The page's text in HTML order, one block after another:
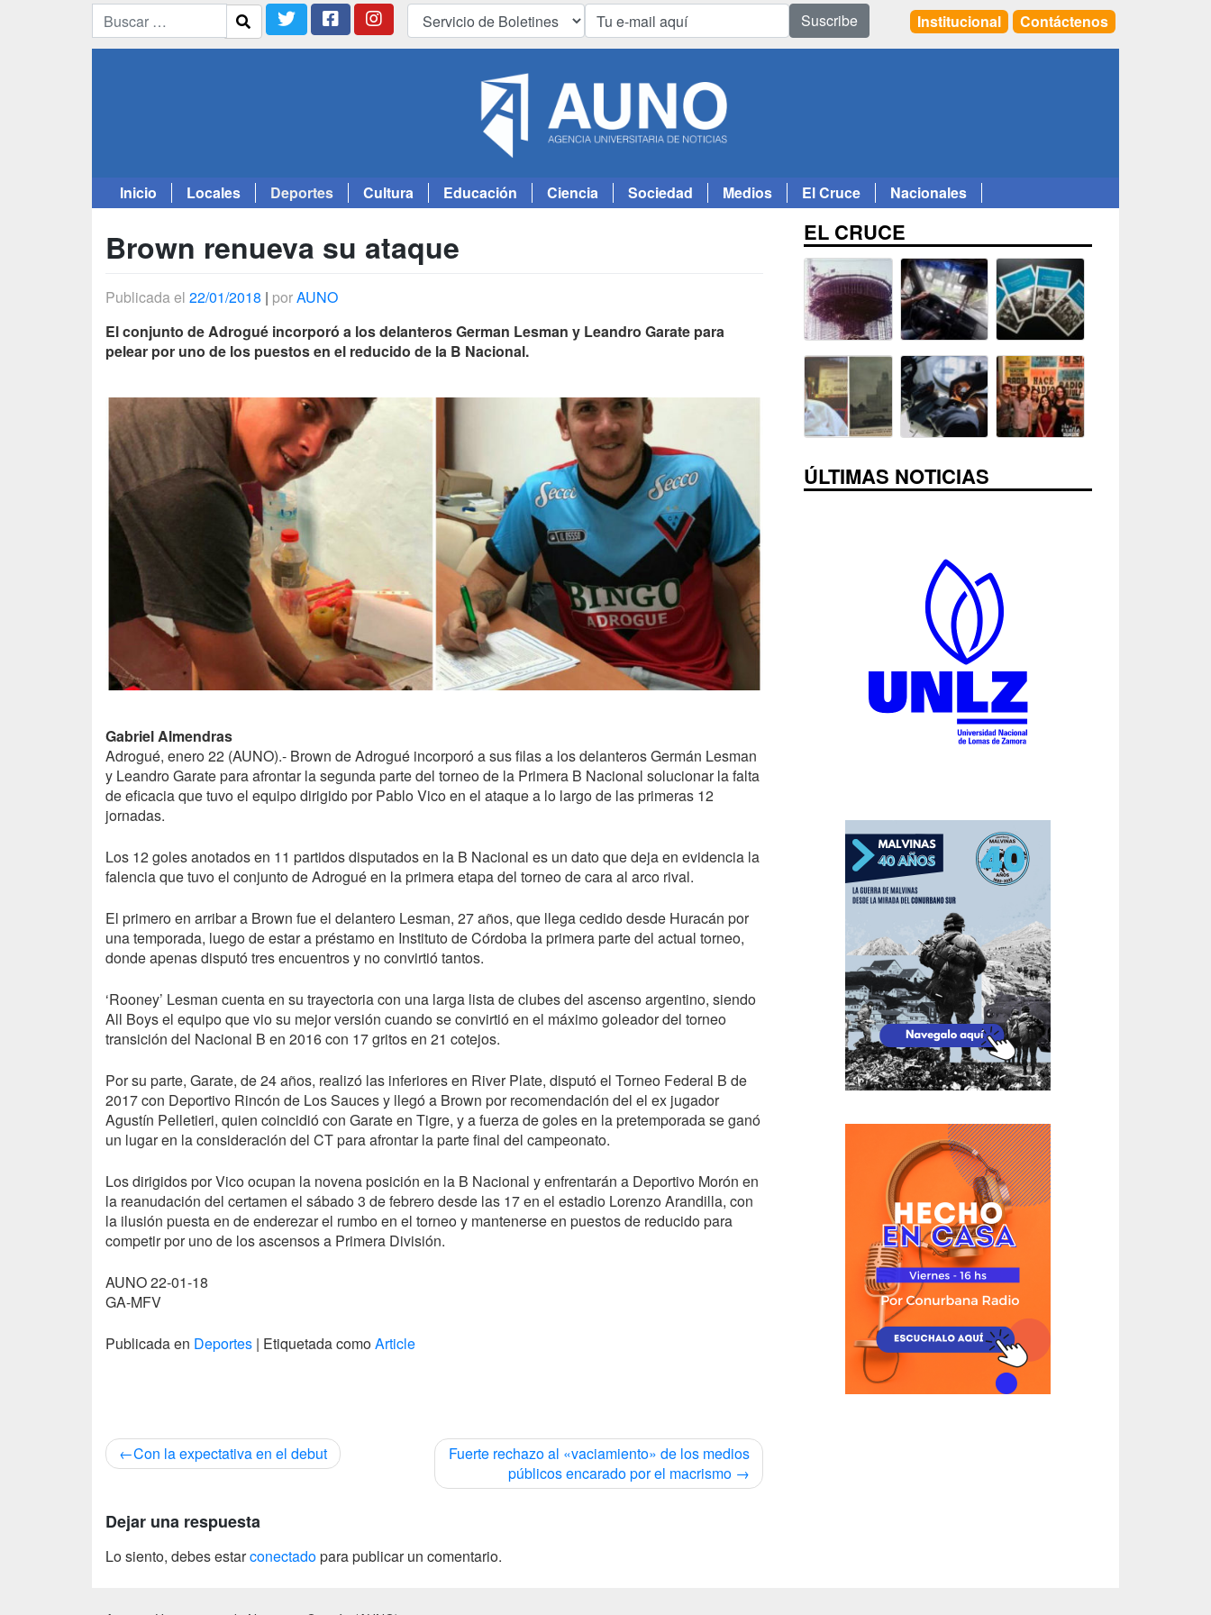
Suscribe Institucional Contáctenos
Inicio Locales Deportes Cultura Educación Ciencia Sociedad Medios El Cruce
Nacionales
Brown renueva su ataque
Publicada el 22/01/2018 | porAUNO
El conjunto de Adrogué incorporó a los delanteros German Lesman y Leandro Garate para
pelear por uno de los puestos en el reducido de la B Nacional.
Gabriel Almendras
Adrogué, enero 22 (AUNO).- Brown de Adrogué incorporó a sus filas a los delanteros Germán Lesman
y Leandro Garate para afrontar la segunda parte del torneo de la Primera B Nacional solucionar la falta
de eficacia que tuvo el equipo dirigido por Pablo Vico en el ataque a lo largo de las primeras 12
jornadas.
Los 12 goles anotados en 11 partidos disputados en la B Nacional es un dato que deja en evidencia la
falencia que tuvo el conjunto de Adrogué en la primera etapa del torneo de cara al arco rival.
El primero en arribar a Brown fue el delantero Lesman, 27 años, que llega cedido desde Huracán por
una temporada, luego de estar a préstamo en Instituto de Córdoba la primera parte del actual torneo,
donde apenas disputó tres encuentros y no convirtió tantos.
‘Rooney’ Lesman cuenta en su trayectoria con una larga lista de clubes del ascenso argentino, siendo
All Boys el equipo que vio su mejor versión cuando se convirtió en el máximo goleador del torneo
transición del Nacional B en 2016 con 17 gritos en 21 cotejos.
Por su parte, Garate, de 24 años, realizó las inferiores en River Plate, disputó el Torneo Federal B de
2017 con Deportivo Rincón de Los Sauces y llegó a Brown por recomendación del el ex jugador
Agustín Pelletieri, quien coincidió con Garate en Tigre, y a fuerza de goles en la pretemporada se ganó
un lugar en la consideración del CT para afrontar la parte final del campeonato.
Los dirigidos por Vico ocupan la novena posición en la B Nacional y enfrentarán a Deportivo Morón en
la reanudación del certamen el sábado 3 de febrero desde las 17 en el estadio Lorenzo Arandilla, con
la ilusión puesta en de enderezar el rumbo en el torneo y mantenerse en puestos de reducido para
competir por uno de los ascensos a Primera División.
AUNO22-01-18
GA-MFV
Publicada en Deportes | Etiquetada comoArticle
Navegación
de
Con la expectativa en el debut
Fuerte rechazo al «vaciamiento» de los medios
públicos encarado por el macrismo
Dejar una respuesta
Lo siento, debes estarconectadopara publicar un comentario.
EL CRUCE
ÚLTIMAS NOTICIAS